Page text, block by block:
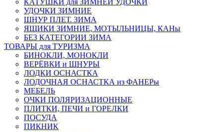
КАТУШКИ для ЗИМНЕЙ УДОЧКИ
УДОЧКИ ЗИМНИЕ
ШНУР ПЛЕТ. ЗИМА
ЯЩИКИ ЗИМНИЕ, МОТЫЛЬНИЦЫ, КАНы
БЕЗ КАТЕГОРИИ ЗИМА
ТОВАРЫ для ТУРИЗМА
БИНОКЛИ, МОНОКЛИ
ВЕРЁВКИ и ШНУРЫ
ЛОДКИ ОСНАСТКА
ЛОДОЧНАЯ ОСНАСТКА из ФАНЕРы
МЕБЕЛЬ
ОЧКИ ПОЛЯРИЗАЦИОННЫЕ
ПЛИТКИ, ПЕЧИ и ГОРЕЛКИ
ПОСУДА
ПИКНИК